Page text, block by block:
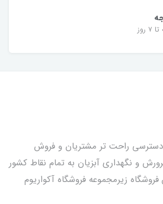
راحت تر مشتریان و فروش
و نگهداری آبزیان به تمام نقاط کشور
این فروشگاه زیرمجموعه فروشگاه آکواریوم